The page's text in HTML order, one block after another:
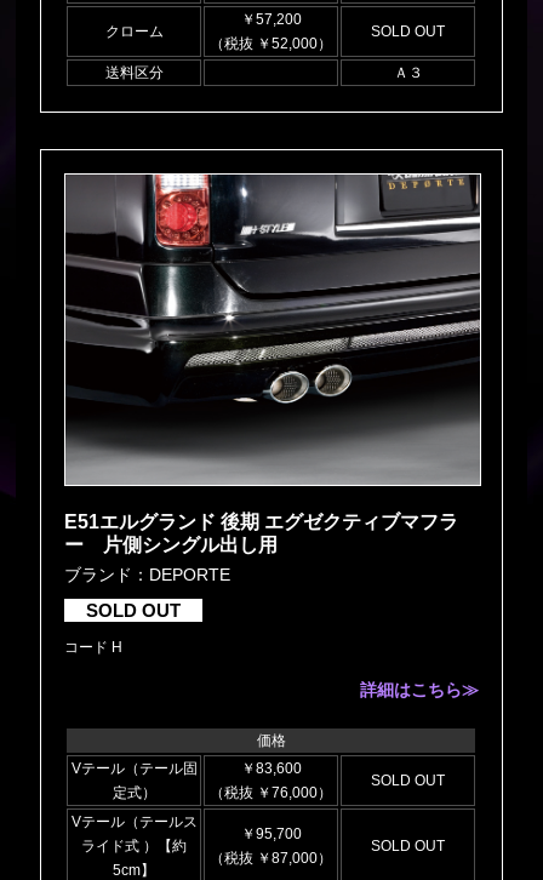
クローム
￥57,200
（税抜 ￥52,000）
SOLD OUT
送料区分 Ａ３
E51エルグランド 後期 エグゼクティブマフラ
ー 片側シングル出し用
ブランド：DEPORTE
SOLD OUT
コード H
詳細はこちら≫
価格
Vテール（テール固
定式）
￥83,600
（税抜 ￥76,000）
SOLD OUT
Vテール（テールス
ライド式 ）【約
5cm】
￥95,700
（税抜 ￥87,000）
SOLD OUT